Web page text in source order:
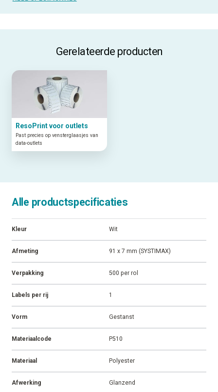
Gerelateerde producten
ResoPrint voor outlets
Past precies op vensterglaasjes van
data-outlets
Alle productspecificaties
Kleur Wit
Afmeting 91 x 7 mm (SYSTIMAX)
Verpakking 500 per rol
Labels per rij 1
Vorm Gestanst
Materiaalcode P510
Materiaal Polyester
Afwerking Glanzend